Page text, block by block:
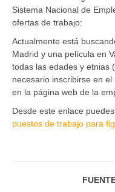
Sistema Nacional de
ofertas de trabajo:
Actualmente está
Madrid y una película en
todas las edades y etnias
necesario inscribirse en
en la página web de la
Desde este enlace
puestos de trabajo para